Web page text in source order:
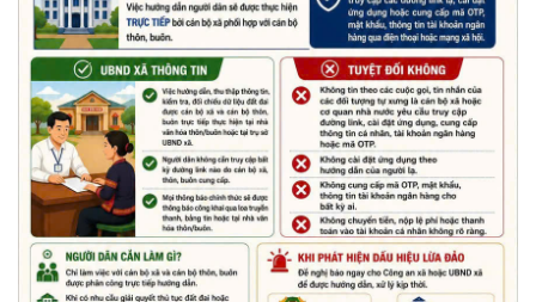
Nhiệt liệt chào mừng Ngày Khoa học, Công nghệ và Đổi mới
sáng tạo Việt Nam 18/5"
(15/05/2026)
Chương trình đối thoại giữa lãnh đạo UBND xã với thanh niên,
thiếu nhi trên địa bàn xã năm 2026
(14/05/2026)
Chương trình kỷ niệm 85 năm ngày thành lập Đội TNTP Hồ Chí
Minh (15/05/1941 – 15/05/2026) và kỷ niệm 136 năm ngày
sinh Chủ tịch Hồ Chí Minh (19/05/1890 – 19/05/2026).